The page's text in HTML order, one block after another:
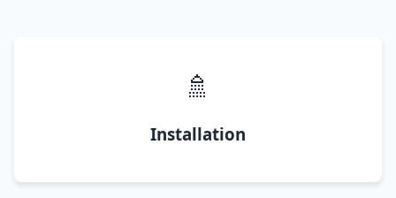
🚿
Installation